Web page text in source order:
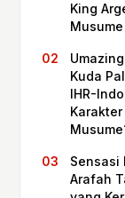
King
Musume
Kuda
IHR-
Sensasi
Arafah